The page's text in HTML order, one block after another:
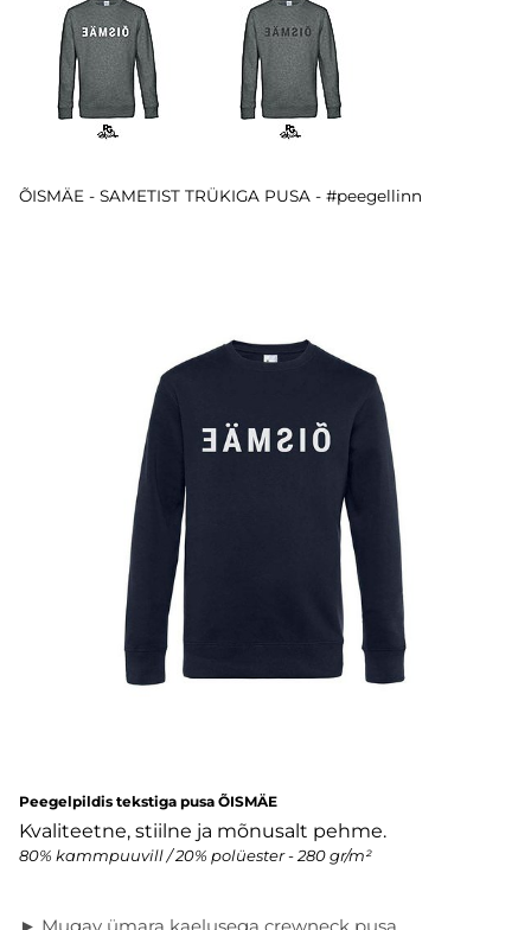
ÕISMÄE - SAMETIST TRÜKIGA PUSA - #peegellinn
Peegelpildis tekstiga pusa ÕISMÄE
Kvaliteetne, stiilne ja mõnusalt pehme.
80% kammpuuvill / 20% polüester - 280 gr/m²